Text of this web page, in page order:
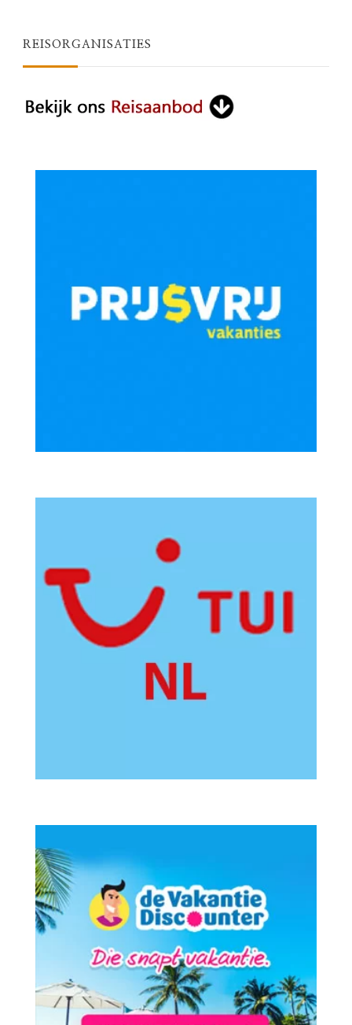
REISORGANISATIES